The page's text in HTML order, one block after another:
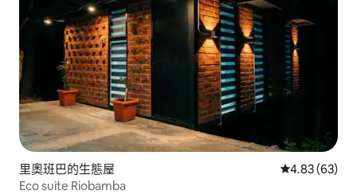
里奧班巴的生態屋 從 63 則評價
4.83 (63)
Eco suite Riobamba